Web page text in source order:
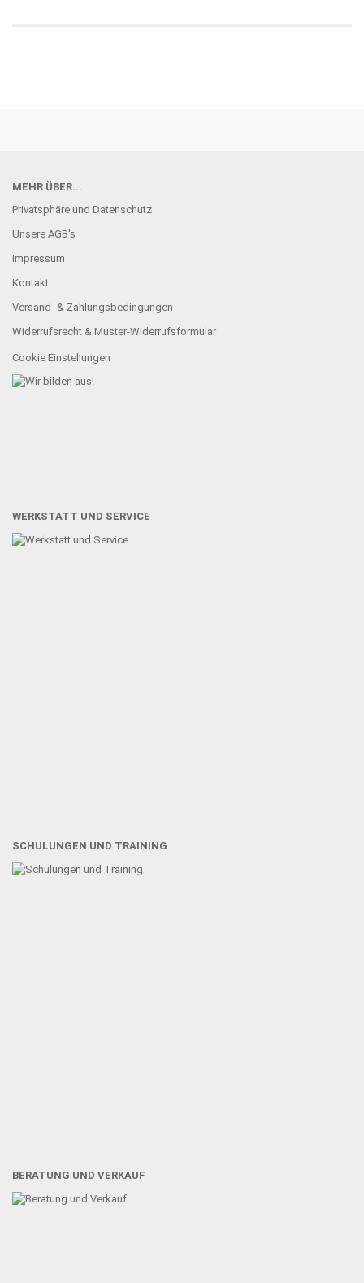
MEHR ÜBER...
Privatsphäre und Datenschutz
Unsere AGB's
Impressum
Kontakt
Versand- & Zahlungsbedingungen
Widerrufsrecht & Muster-Widerrufsformular
Cookie Einstellungen
WERKSTATT UND SERVICE
SCHULUNGEN UND TRAINING
BERATUNG UND VERKAUF